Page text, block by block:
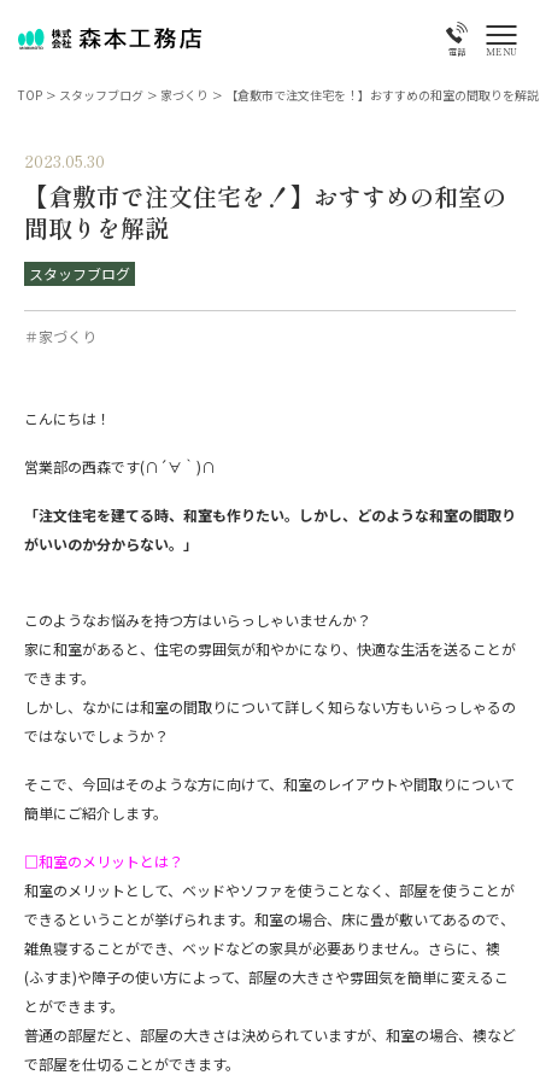
電話 MENU
TOP > スタッフブログ > 家づくり > 【倉敷市で注文住宅を！】おすすめの和室の間取りを解説
2023.05.30
【倉敷市で注文住宅を！】おすすめの和室の
間取りを解説
スタッフブログ
＃家づくり
こんにちは！
営業部の西森です(∩´∀｀)∩
「注文住宅を建てる時、和室も作りたい。しかし、どのような和室の間取り
がいいのか分からない。」
このようなお悩みを持つ方はいらっしゃいませんか？
家に和室があると、住宅の雰囲気が和やかになり、快適な生活を送ることが
できます。
しかし、なかには和室の間取りについて詳しく知らない方もいらっしゃるの
ではないでしょうか？
そこで、今回はそのような方に向けて、和室のレイアウトや間取りについて
簡単にご紹介します。
□和室のメリットとは？
和室のメリットとして、ベッドやソファを使うことなく、部屋を使うことが
できるということが挙げられます。和室の場合、床に畳が敷いてあるので、
雑魚寝することができ、ベッドなどの家具が必要ありません。さらに、襖
(ふすま)や障子の使い方によって、部屋の大きさや雰囲気を簡単に変えるこ
とができます。
普通の部屋だと、部屋の大きさは決められていますが、和室の場合、襖など
で部屋を仕切ることができます。